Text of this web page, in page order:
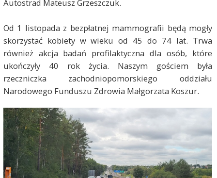
Autostrad Mateusz Grzeszczuk.
Od 1 listopada z bezpłatnej mammografii będą mogły
skorzystać kobiety w wieku od 45 do 74 lat. Trwa
również akcja badań profilaktyczna dla osób, które
ukończyły 40 rok życia. Naszym gościem była
rzeczniczka zachodniopomorskiego oddziału
Narodowego Funduszu Zdrowia Małgorzata Koszur.